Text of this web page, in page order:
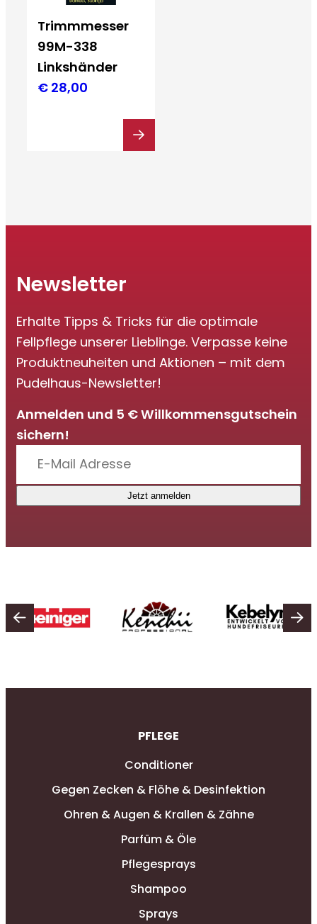
Trimmmesser
99M-338
Linkshänder
€ 28,00
Newsletter
Erhalte Tipps & Tricks für die optimale
Fellpflege unserer Lieblinge. Verpasse keine
Produktneuheiten und Aktionen – mit dem
Pudelhaus-Newsletter!
Anmelden und 5 € Willkommensgutschein
sichern!
Jetzt anmelden
PFLEGE
Conditioner
Gegen Zecken & Flöhe & Desinfektion
Ohren & Augen & Krallen & Zähne
Parfüm & Öle
Pflegesprays
Shampoo
Sprays